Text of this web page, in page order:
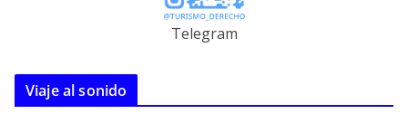
Telegram
Viaje al sonido